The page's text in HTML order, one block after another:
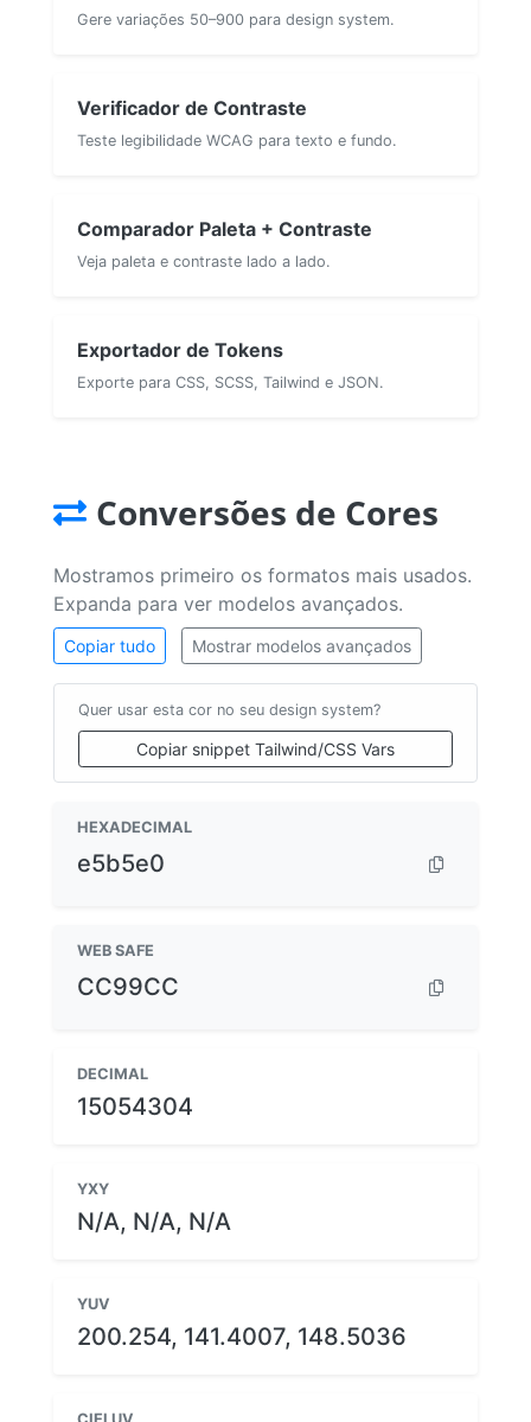
Gere variações 50–900 para design system.
Verificador de Contraste
Teste legibilidade WCAG para texto e fundo.
Comparador Paleta + Contraste
Veja paleta e contraste lado a lado.
Exportador de Tokens
Exporte para CSS, SCSS, Tailwind e JSON.
Conversões de Cores
Mostramos primeiro os formatos mais usados.
Expanda para ver modelos avançados.
Copiar tudo Mostrar modelos avançados
Quer usar esta cor no seu design system?
Copiar snippet Tailwind/CSS Vars
HEXADECIMAL
e5b5e0
WEB SAFE
CC99CC
DECIMAL
15054304
YXY
N/A, N/A, N/A
YUV
200.254, 141.4007, 148.5036
CIELUV